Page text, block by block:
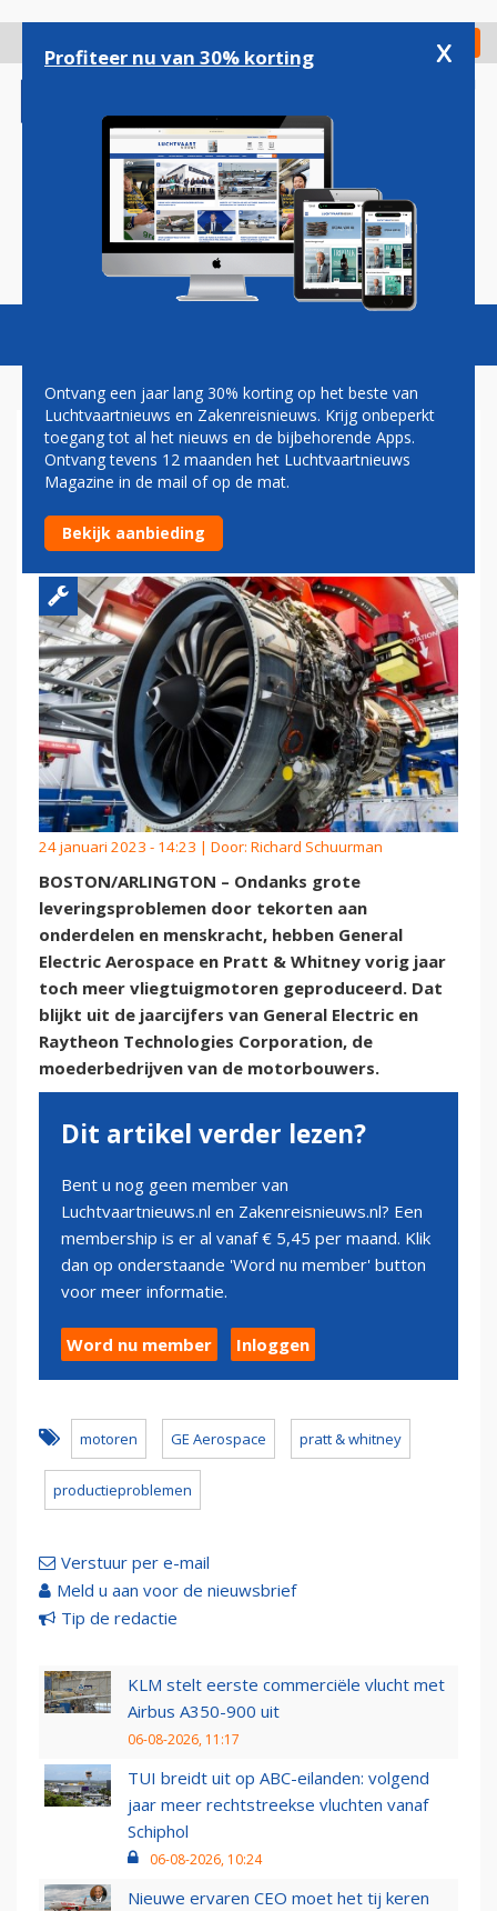
gaan
Check in
Magazine Podcasts Vacatures
MOTORBOUWERS
PRODUCEREN MEER, MAAR
ZORGEN BLIJVEN
24 januari 2023 - 14:23 | Door: Richard Schuurman
BOSTON/ARLINGTON – Ondanks grote
leveringsproblemen door tekorten aan
onderdelen en menskracht, hebben General
Electric Aerospace en Pratt & Whitney vorig jaar
toch meer vliegtuigmotoren geproduceerd. Dat
blijkt uit de jaarcijfers van General Electric en
Raytheon Technologies Corporation, de
moederbedrijven van de motorbouwers.
Dit artikel verder lezen?
Bent u nog geen member van
Luchtvaartnieuws.nl en Zakenreisnieuws.nl? Een
membership is er al vanaf € 5,45 per maand. Klik
dan op onderstaande 'Word nu member' button
voor meer informatie.
Word nu member Inloggen
motoren GE Aerospace pratt & whitney
productieproblemen
Verstuur per e-mail
Meld u aan voor de nieuwsbrief
Tip de redactie
KLM stelt eerste commerciële vlucht met
Airbus A350-900 uit
06-08-2026, 11:17
TUI breidt uit op ABC-eilanden: volgend
jaar meer rechtstreekse vluchten vanaf
Schiphol
06-08-2026, 10:24
Nieuwe ervaren CEO moet het tij keren
Profiteer nu van 30% korting x
Ontvang een jaar lang 30% korting op het beste van
Luchtvaartnieuws en Zakenreisnieuws. Krijg onbeperkt
toegang tot al het nieuws en de bijbehorende Apps.
Ontvang tevens 12 maanden het Luchtvaartnieuws
Magazine in de mail of op de mat.
Bekijk aanbieding